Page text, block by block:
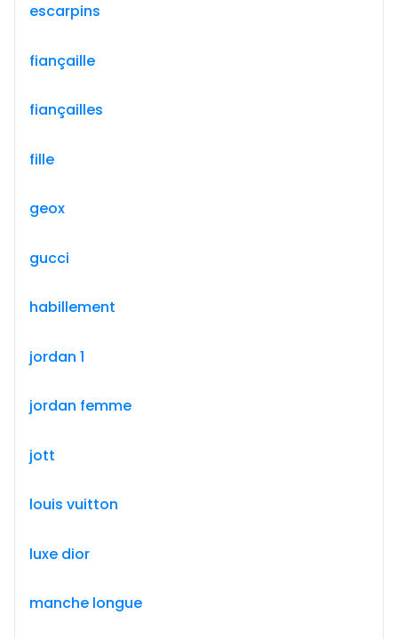
escarpins
fiançaille
fiançailles
fille
geox
gucci
habillement
jordan 1
jordan femme
jott
louis vuitton
luxe dior
manche longue